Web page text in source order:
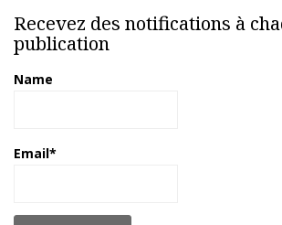
Recevez des notifications à
publication
Name
Email*